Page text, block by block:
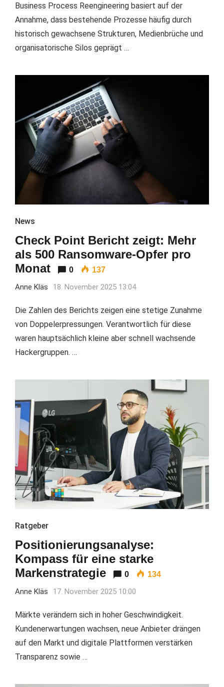
Business Process Reengineering basiert auf der
Annahme, dass bestehende Prozesse häufig durch
historisch gewachsene Strukturen, Medienbrüche und
organisatorische Silos geprägt …
News
Check Point Bericht zeigt: Mehr
als 500 Ransomware-Opfer pro
Monat
0 137
Anne Kläs 18. November 2025 13:04
Die Zahlen des Berichts zeigen eine stetige Zunahme
von Doppelerpressungen. Verantwortlich für diese
waren hauptsächlich kleine aber schnell wachsende
Hackergruppen. …
Ratgeber
Positionierungsanalyse:
Kompass für eine starke
Markenstrategie
0 134
Anne Kläs 17. November 2025 10:00
Märkte verändern sich in hoher Geschwindigkeit.
Kundenerwartungen wachsen, neue Anbieter drängen
auf den Markt und digitale Plattformen verstärken
Transparenz sowie …